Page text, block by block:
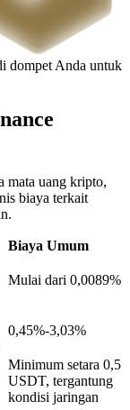
dompet Anda untuk
mata uang kripto,
biaya terkait
Biaya Umum
Mulai dari 0,0089%
0,45%-3,03%
Minimum setara 0,5
USDT, tergantung
kondisi jaringan